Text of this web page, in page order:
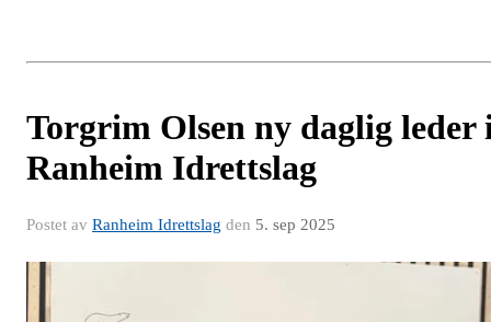
Torgrim Olsen ny daglig leder
Ranheim Idrettslag
Postet av Ranheim Idrettslag den 5. sep 2025